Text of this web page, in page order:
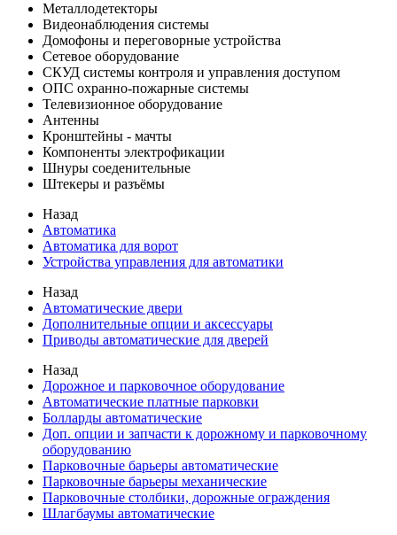
Металлодетекторы
Видеонаблюдения cистемы
Домофоны и переговорные устройства
Сетевое оборудование
СКУД системы контроля и управления доступом
ОПС охранно-пожарные системы
Телевизионное оборудование
Антенны
Кронштейны - мачты
Компоненты электрофикации
Шнуры соеденительные
Штекеры и разъёмы
Назад
Автоматика
Автоматика для ворот
Устройства управления для автоматики
Назад
Автоматические двери
Дополнительные опции и аксессуары
Приводы автоматические для дверей
Назад
Дорожное и парковочное оборудование
Автоматические платные парковки
Болларды автоматические
Доп. опции и запчасти к дорожному и парковочному
оборудованию
Парковочные барьеры автоматические
Парковочные барьеры механические
Парковочные столбики, дорожные ограждения
Шлагбаумы автоматические